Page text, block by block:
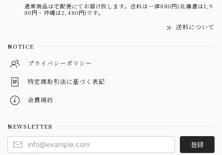
通常商品は宅配便にてお届け致します。送料は一律880円(北海道は1,9
80円・沖縄は2,480円)です。
送料について
NOTICE
プライバシーポリシー
特定商取引法に基づく表記
会員規約
NEWSLETTER
登録